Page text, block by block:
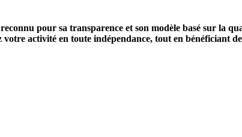
pour sa transparence et son modèle basé sur la
activité en toute indépendance, tout en bénéficiant